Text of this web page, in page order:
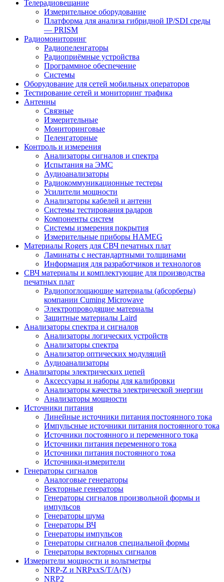
Телерадиовещание
Измерительное оборудование
Платформа для анализа гибридной IP/SDI среды
— PRISM
Радиомониторинг
Радиопеленгаторы
Радиоприёмные устройства
Программное обеспечение
Системы
Оборудование для сетей мобильных операторов
Тестирование сетей и мониторинг трафика
Антенны
Связные
Измерительные
Мониторинговые
Пеленгаторные
Контроль и измерения
Анализаторы сигналов и спектра
Испытания на ЭМС
Аудиоанализаторы
Радиокоммуникационные тестеры
Усилители мощности
Анализаторы кабелей и антенн
Системы тестирования радаров
Компоненты систем
Системы измерения покрытия
Измерительные приборы HAMEG
Материалы Rogers для СВЧ печатных плат
Ламинаты с нестандартными толщинами
Информация для разработчиков и технологов
СВЧ материалы и комплектующие для производства
печатных плат
Радиопоглощающие материалы (абсорберы)
компании Cuming Microwave
Электропроводящие материалы
Защитные материалы Laird
Анализаторы спектра и сигналов
Анализаторы логических устройств
Анализаторы спектра
Анализатор оптических модуляций
Аудиоанализаторы
Анализаторы электрических цепей
Аксессуары и наборы для калибровки
Анализаторы качества электрической энергии
Анализаторы мощности
Источники питания
Линейные источники питания постоянного тока
Импульсные источники питания постоянного тока
Источники постоянного и переменного тока
Источники питания переменного тока
Источники питания постоянного тока
Источники-измерители
Генераторы сигналов
Аналоговые генераторы
Векторные генераторы
Генераторы сигналов произвольной формы и
импульсов
Генераторы шума
Генераторы ВЧ
Генераторы импульсов
Генераторы сигналов специальной формы
Генераторы векторных сигналов
Измерители мощности и вольтметры
NRP-Z и NRPхxS/T/A(N)
NRP2